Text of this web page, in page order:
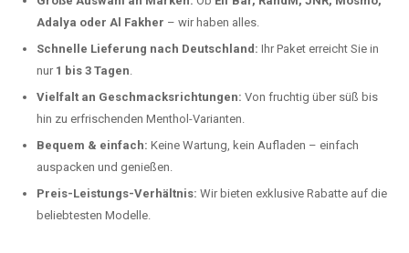
Adalya oder Al Fakher – wir haben alles.
Schnelle Lieferung nach Deutschland: Ihr Paket erreicht Sie in
nur 1 bis 3 Tagen.
Vielfalt an Geschmacksrichtungen: Von fruchtig über süß bis
hin zu erfrischenden Menthol-Varianten.
Bequem & einfach: Keine Wartung, kein Aufladen – einfach
auspacken und genießen.
Preis-Leistungs-Verhältnis: Wir bieten exklusive Rabatte auf die
beliebtesten Modelle.